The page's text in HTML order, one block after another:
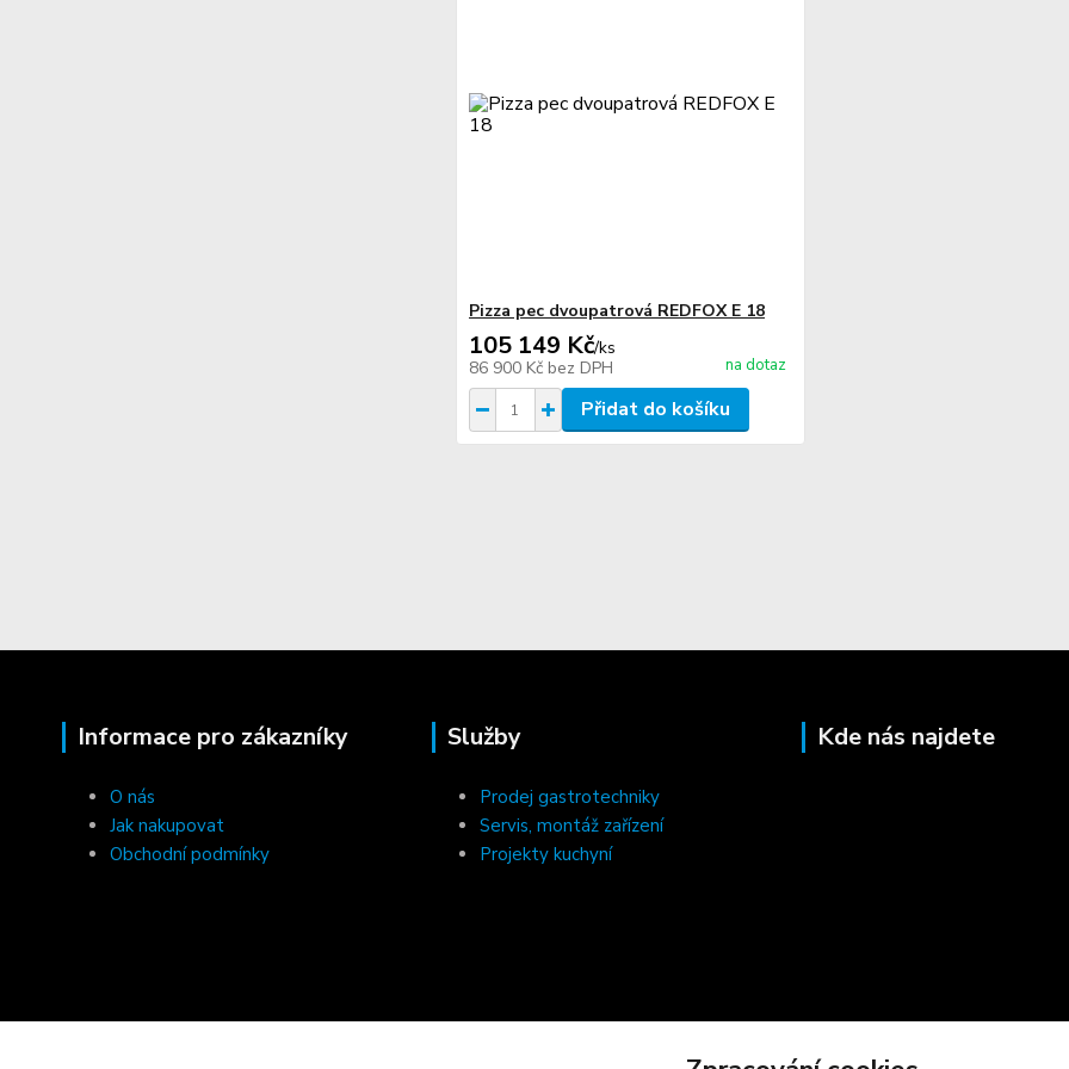
Pizza pec dvoupatrová REDFOX E 18
105 149 Kč/ks
86 900 Kč bez DPH na dotaz
Přidat do košíku
Informace pro zákazníky
O nás
Jak nakupovat
Obchodní podmínky
Služby
Prodej gastrotechniky
Servis, montáž zařízení
Projekty kuchyní
Kde nás najdete